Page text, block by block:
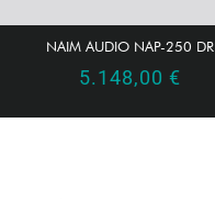
NAIM AUDIO NAP-250 DR
5.148,00 €